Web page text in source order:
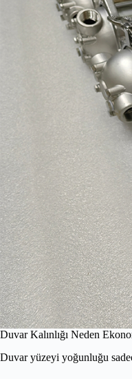
Duvar Kalınlığı Neden
Duvar yüzeyi yoğunluğu